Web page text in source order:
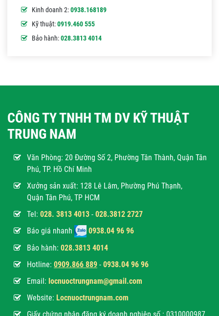
Kinh doanh 2:0938.168189
Kỹ thuật:0919.460 555
Bảo hành:028.3813 4014
CÔNG TY TNHH TM DV KỸ THUẬT
TRUNG NAM
Văn Phòng: 20 Đường Số 2, Phường Tân Thành, Quận Tân
Phú, TP. Hồ Chí Minh
Xưởng sản xuất: 128 Lê Lâm, Phường Phú Thạnh,
Quận Tân Phú, TP HCM
Tel: 028. 3813 4013 - 028.3812 2727
Báo giá nhanh
0938.04 96 96
Bảo hành: 028.3813 4014
Hotline: 0909.866 889 - 0938.04 96 96
Email: locnuoctrungnam@gmail.com
Website: Locnuoctrungnam.com